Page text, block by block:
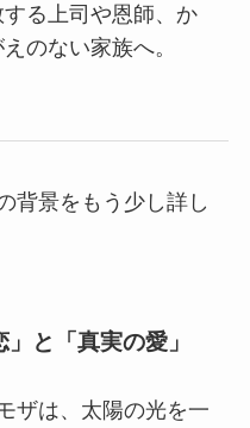
する上司や恩師、か
のない家族へ。
背景をもう少し詳し
と「真実の愛」
ザは、太陽の光を一